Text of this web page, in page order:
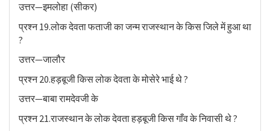
उत्तर—इमलोहा (सीकर)
प्रश्न 19.लोक देवता फताजी का जन्म राजस्थान के किस जिले में हुआ था
?
उत्तर—जालौर
प्रश्न 20.हड़बूजी किस लोक देवता के मोसेरे भाई थे ?
उत्तर—बाबा रामदेवजी के
प्रश्न 21.राजस्थान के लोक देवता हड़बूजी किस गाँव के निवासी थे ?